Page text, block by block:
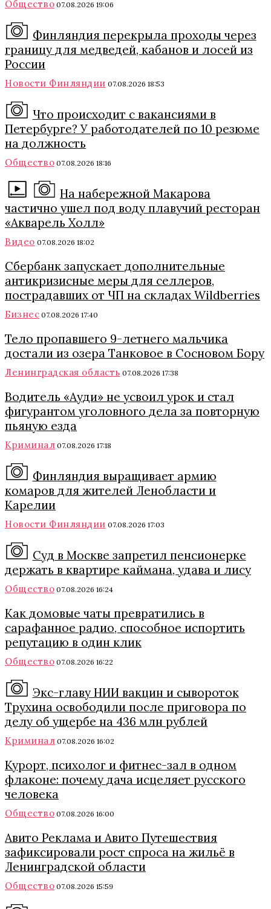
Общество 07.08.2026 19:06
Финляндия перекрыла проходы через
границу для медведей, кабанов и лосей из
России
Новости Финляндии 07.08.2026 18:53
Что происходит с вакансиями в
Петербурге? У работодателей по 10 резюме
на должность
Общество 07.08.2026 18:16
На набережной Макарова
частично ушел под воду плавучий ресторан
«Акварель Холл»
Видео 07.08.2026 18:02
Сбербанк запускает дополнительные
антикризисные меры для селлеров,
пострадавших от ЧП на складах Wildberries
Бизнес 07.08.2026 17:40
Тело пропавшего 9-летнего мальчика
достали из озера Танковое в Сосновом Бору
Ленинградская область 07.08.2026 17:38
Водитель «Ауди» не усвоил урок и стал
фигурантом уголовного дела за повторную
пьяную езда
Криминал 07.08.2026 17:18
Финляндия выращивает армию
комаров для жителей Ленобласти и
Карелии
Новости Финляндии 07.08.2026 17:03
Суд в Москве запретил пенсионерке
держать в квартире каймана, удава и лису
Общество 07.08.2026 16:24
Как домовые чаты превратились в
сарафанное радио, способное испортить
репутацию в один клик
Общество 07.08.2026 16:22
Экс-главу НИИ вакцин и сывороток
Трухина освободили после приговора по
делу об ущербе на 436 млн рублей
Криминал 07.08.2026 16:02
Курорт, психолог и фитнес-зал в одном
флаконе: почему дача исцеляет русского
человека
Общество 07.08.2026 16:00
Авито Реклама и Авито Путешествия
зафиксировали рост спроса на жильё в
Ленинградской области
Общество 07.08.2026 15:59